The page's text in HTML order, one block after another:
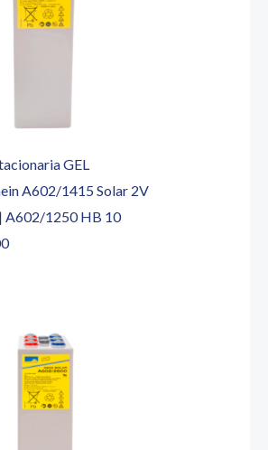
GEL
A602/1415 Solar 2V
A602/1250 HB 10